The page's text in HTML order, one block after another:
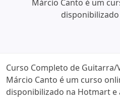
Márcio Canto é um
Curso Completo de
Márcio Canto é um curso
disponibilizado na Hotmart e